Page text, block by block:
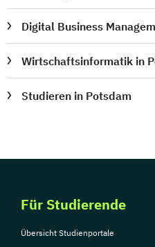
Digital Business
Wirtschaftsinformatik in
Studieren in Potsdam
Für Studierende
Übersicht Studienportale